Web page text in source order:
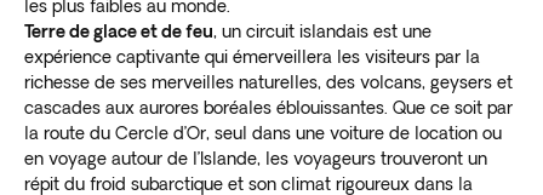
les plus faibles au monde.
Terre de glace et de feu, un circuit islandais est une
expérience captivante qui émerveillera les visiteurs par la
richesse de ses merveilles naturelles, des volcans, geysers et
cascades aux aurores boréales éblouissantes. Que ce soit par
la route du Cercle d’Or, seul dans une voiture de location ou
en voyage autour de l’Islande, les voyageurs trouveront un
répit du froid subarctique et son climat rigoureux dans la